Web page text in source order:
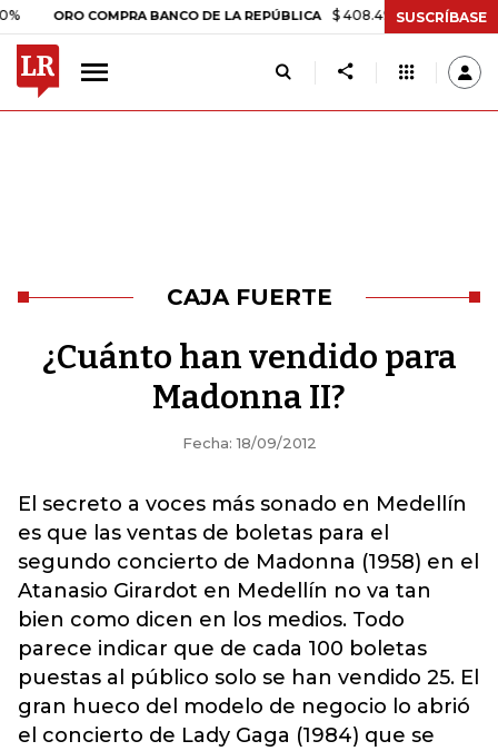
ORO COMPRA BANCO DE LA REPÚBLICA $ 408.498,97 +$ 8.753,81
SUSCRÍBASE
CAJA FUERTE
¿Cuánto han vendido para
Madonna II?
Fecha: 18/09/2012
El secreto a voces más sonado en Medellín
es que las ventas de boletas para el
segundo concierto de Madonna (1958) en el
Atanasio Girardot en Medellín no va tan
bien como dicen en los medios. Todo
parece indicar que de cada 100 boletas
puestas al público solo se han vendido 25. El
gran hueco del modelo de negocio lo abrió
el concierto de Lady Gaga (1984) que se